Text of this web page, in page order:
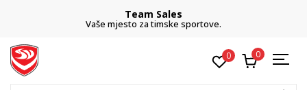
Team Sales
Vaše mjesto za timske sportove.
0 0